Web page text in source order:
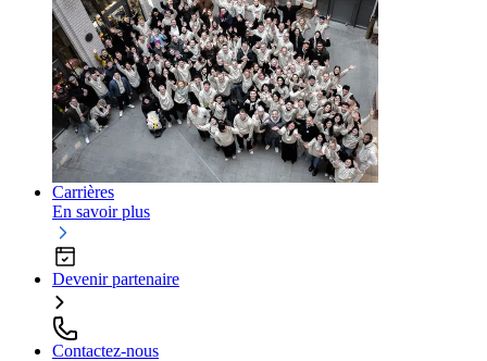
Carrières
En savoir plus
Devenir partenaire
Contactez-nous